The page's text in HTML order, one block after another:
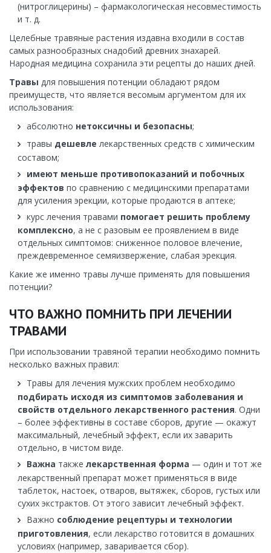
(нитроглицерины) – фармакологическая несовместимость
и т. д.
Целебные травяные растения издавна входили в состав
самых разнообразных снадобий древних знахарей.
Народная медицина сохранила эти рецепты до наших дней.
Травы для повышения потенции обладают рядом
преимуществ, что является весомым аргументом для их
использования:
абсолютно нетоксичны и безопасны;
травы дешевле лекарственных средств с химическим
составом;
имеют меньше противопоказаний и побочных
эффектов по сравнению с медицинскими препаратами
для усиления эрекции, которые продаются в аптеке;
курс лечения травами помогает решить проблему
комплексно, а не с разовым ее проявлением в виде
отдельных симптомов: сниженное половое влечение,
преждевременное семяизвержение, слабая эрекция.
Какие же именно травы лучше применять для повышения
потенции?
ЧТО ВАЖНО ПОМНИТЬ ПРИ ЛЕЧЕНИИ
ТРАВАМИ
При использовании травяной терапии необходимо помнить
несколько важных правил:
Травы для лечения мужских проблем необходимо
подбирать исходя из симптомов заболевания и
свойств отдельного лекарственного растения. Одни
– более эффективны в составе сборов, другие — окажут
максимальный, лечебный эффект, если их заварить
отдельно, в чистом виде.
Важна также лекарственная форма — один и тот же
лекарственный препарат может применяться в виде
таблеток, настоек, отваров, вытяжек, сборов, густых или
сухих экстрактов. От этого зависит лечебный эффект.
Важно соблюдение рецептуры и технологии
приготовления, если лекарство готовится в домашних
условиях (например, заваривается сбор).